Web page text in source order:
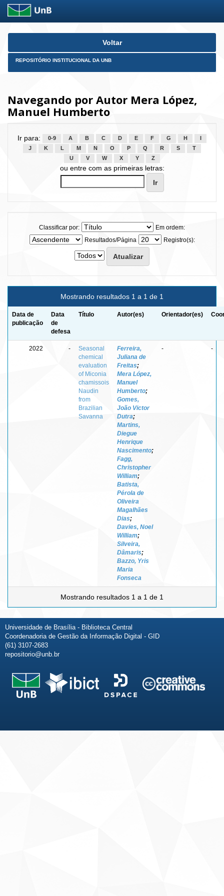
Skip
Voltar
REPOSITÓRIO INSTITUCIONAL DA UNB
Navegando por Autor Mera López,
Manuel Humberto
Ir para: 0-9 A B C D E F G H
J
K L M N O P Q R S
T
U
V W X Y Z
ou entre com as primeiras letras:
Classificar por:
Em ordem:
Resultados/Página
Registro(s):
Mostrando resultados 1 a 1 de 1
Data de
publicação
Data
de
defesa
Título Autor(es) Orientador(es)
2022 -
Seasonal
chemical
evaluation
of Miconia
chamissois
Naudin
from
Brazilian
Savanna
Ferreira,
Juliana de
Freitas;
Mera López,
Manuel
Humberto;
Gomes,
João Victor
Dutra;
Martins,
Diegue
Henrique
Nascimento;
Fagg,
Christopher
William;
Batista,
Pérola de
Oliveira
Magalhães
Dias;
Davies, Noel
William;
Silveira,
Dâmaris;
Bazzo, Yris
Maria
Fonseca
- -
Mostrando resultados 1 a 1 de 1
Universidade de Brasília - Biblioteca Central
Coordenadoria de Gestão da Informação Digital - GID
(61) 3107-2683
repositorio@unb.br